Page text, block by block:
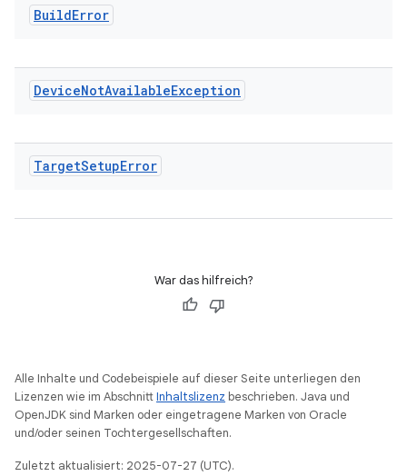
BuildError
DeviceNotAvailableException
TargetSetupError
War das hilfreich?
Alle Inhalte und Codebeispiele auf dieser Seite unterliegen den
Lizenzen wie im AbschnittInhaltslizenz beschrieben. Java und
OpenJDK sind Marken oder eingetragene Marken von Oracle
und/oder seinen Tochtergesellschaften.
Zuletzt aktualisiert: 2025-07-27 (UTC).